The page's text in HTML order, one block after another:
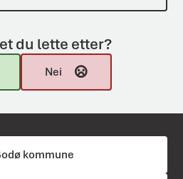
du lette etter?
Nei
kommune